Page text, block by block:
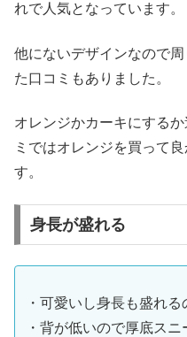
れで人気となっています。
他にないデザインなので
た口コミもありました。
オレンジかカーキにする
ミではオレンジを買って
す。
身長が盛れる
・可愛いし身長も盛れ
・背が低いので厚底ス